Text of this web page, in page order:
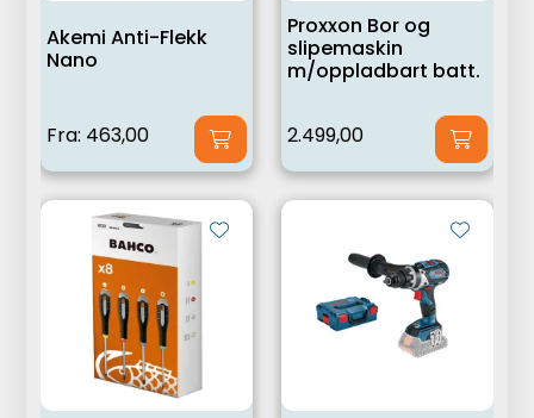
Akemi Anti-Flekk
Nano
Fra: 463,00
Proxxon Bor og
slipemaskin
m/oppladbart batt.
2.499,00